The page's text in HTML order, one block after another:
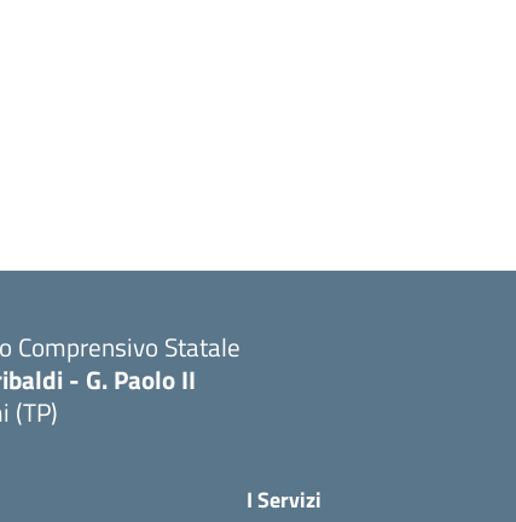
Comprensivo Statale
- G. Paolo II
(TP)
I Servizi